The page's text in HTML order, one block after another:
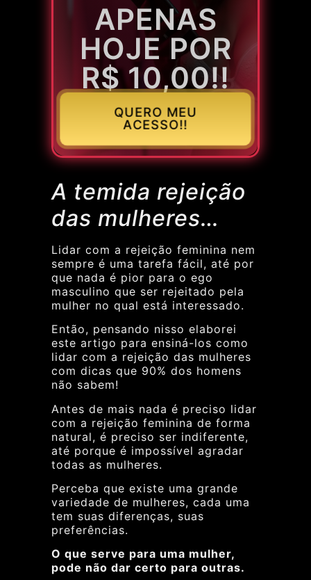
APENAS
HOJE POR
R$ 10,00!!
QUERO MEU
ACESSO!!
A temida rejeição
das mulheres…
Lidar com a rejeição feminina nem
sempre é uma tarefa fácil, até por
que nada é pior para o ego
masculino que ser rejeitado pela
mulher no qual está interessado.
Então, pensando nisso elaborei
este artigo para ensiná-los como
lidar com a rejeição das mulheres
com dicas que 90% dos homens
não sabem!
Antes de mais nada é preciso lidar
com a rejeição feminina de forma
natural, é preciso ser indiferente,
até porque é impossível agradar
todas as mulheres.
Perceba que existe uma grande
variedade de mulheres, cada uma
tem suas diferenças, suas
preferências.
O que serve para uma mulher,
pode não dar certo para outras.